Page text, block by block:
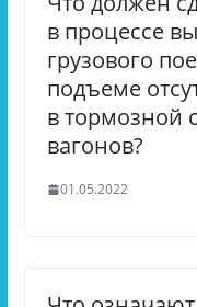
в процессе
грузового
подъеме
в тормозной
вагонов?
01.05.2022